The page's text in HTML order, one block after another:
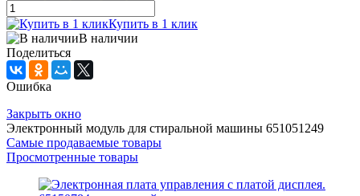
Купить в 1 клик
В наличии
Поделиться
Ошибка
Закрыть окно
Электронный модуль для стиральной машины 651051249
Самые продаваемые товары
Просмотренные товары